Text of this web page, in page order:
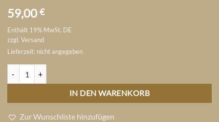
59,00 €
Enthält 19% MwSt. DE
zzgl. Versand
Lieferzeit: nicht angegeben
IN DEN WARENKORB
Zur Wunschliste hinzufügen